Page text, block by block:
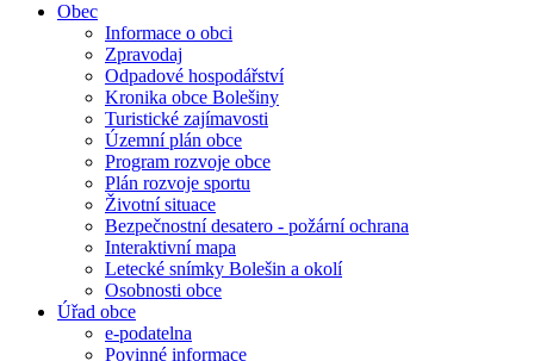
Obec
Informace o obci
Zpravodaj
Odpadové hospodářství
Kronika obce Bolešiny
Turistické zajímavosti
Územní plán obce
Program rozvoje obce
Plán rozvoje sportu
Životní situace
Bezpečnostní desatero - požární ochrana
Interaktivní mapa
Letecké snímky Bolešin a okolí
Osobnosti obce
Úřad obce
e-podatelna
Povinné informace